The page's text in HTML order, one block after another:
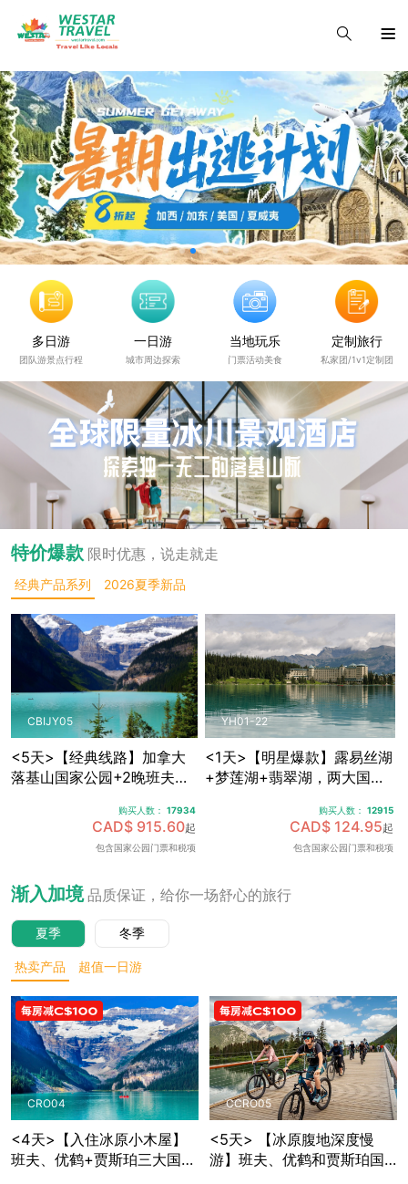
多日游
团队游景点行程
一日游
城市周边探索
当地玩乐
门票活动美食
定制旅行
私家团/1v1定制团
特价爆款 限时优惠，说走就走
经典产品系列 2026夏季新品
CBIJY05
<5天>【经典线路】加拿大
落基山国家公园+2晚班夫镇
园，露易丝湖纯玩跟团游，
可加订百年费尔蒙班夫温泉
酒店内午餐，升级美食体
购买人数：17934
CAD$ 915.60起
包含国家公园门票和税项
YH01-22
<1天>【明星爆款】露易丝湖
+梦莲湖+翡翠湖，两大国家
购买人数： 12915
CAD$ 124.95起
包含国家公园门票和税项
渐入加境 品质保证，给你一场舒心的旅行
夏季 冬季
热卖产品 超值一日游
CRO04
<4天>【入住冰原小木屋】
班夫、优鹤+贾斯珀三大国家
CCRO05
<5天> 【冰原腹地深度慢
游】班夫、优鹤和贾斯珀国